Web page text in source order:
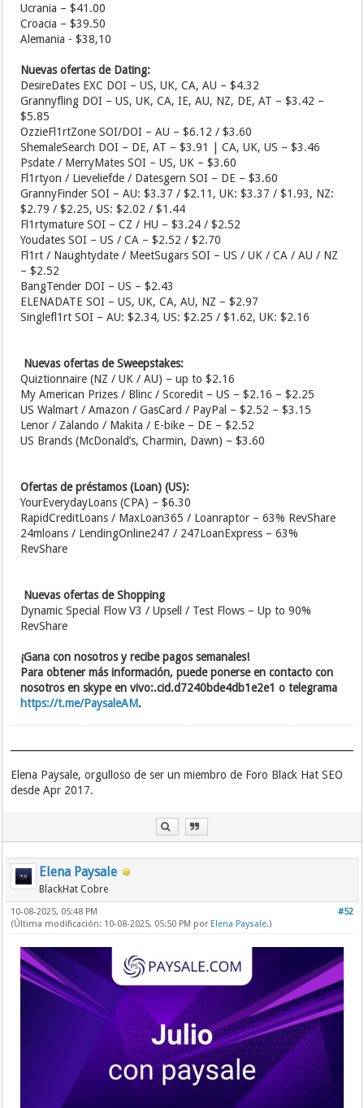
Ucrania – $41.00
Croacia – $39.50
Alemania - $38,10
Nuevas ofertas de Dating:
DesireDates EXC DOI – US, UK, CA, AU – $4.32
Grannyfling DOI – US, UK, CA, IE, AU, NZ, DE, AT – $3.42 –
$5.85
OzzieFl1rtZone SOI/DOI – AU – $6.12 / $3.60
ShemaleSearch DOI – DE, AT – $3.91 | CA, UK, US – $3.46
Psdate / MerryMates SOI – US, UK – $3.60
Fl1rtyon / Lieveliefde / Datesgern SOI – DE – $3.60
GrannyFinder SOI – AU: $3.37 / $2.11, UK: $3.37 / $1.93, NZ:
$2.79 / $2.25, US: $2.02 / $1.44
Fl1rtymature SOI – CZ / HU – $3.24 / $2.52
Youdates SOI – US / CA – $2.52 / $2.70
Fl1rt / Naughtydate / MeetSugars SOI – US / UK / CA / AU / NZ
– $2.52
BangTender DOI – US – $2.43
ELENADATE SOI – US, UK, CA, AU, NZ – $2.97
Singlefl1rt SOI – AU: $2.34, US: $2.25 / $1.62, UK: $2.16
Nuevas ofertas de Sweepstakes:
Quiztionnaire (NZ / UK / AU) – up to $2.16
My American Prizes / Blinc / Scoredit – US – $2.16 – $2.25
US Walmart / Amazon / GasCard / PayPal – $2.52 – $3.15
Lenor / Zalando / Makita / E-bike – DE – $2.52
US Brands (McDonald’s, Charmin, Dawn) – $3.60
Ofertas de préstamos (Loan) (US):
YourEverydayLoans (CPA) – $6.30
RapidCreditLoans / MaxLoan365 / Loanraptor – 63% RevShare
24mloans / LendingOnline247 / 247LoanExpress – 63%
RevShare
️ Nuevas ofertas de Shopping
Dynamic Special Flow V3 / Upsell / Test Flows – Up to 90%
RevShare
¡Gana con nosotros y recibe pagos semanales!
Para obtener más información, puede ponerse en contacto con
nosotros en skype en vivo:.cid.d7240bde4db1e2e1 o telegrama
https://t.me/PaysaleAM.
Elena Paysale, orgulloso de ser un miembro de Foro Black Hat SEO
desde Apr 2017.
Elena Paysale
BlackHat Cobre
#52
10-08-2025, 05:48 PM
(Última modificación: 10-08-2025, 05:50 PM por Elena Paysale.)